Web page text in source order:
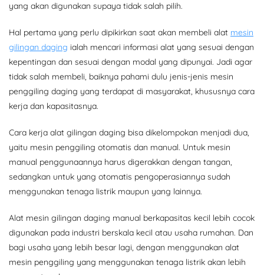
yang akan digunakan supaya tidak salah pilih.
Hal pertama yang perlu dipikirkan saat akan membeli alat mesin
gilingan daging ialah mencari informasi alat yang sesuai dengan
kepentingan dan sesuai dengan modal yang dipunyai. Jadi agar
tidak salah membeli, baiknya pahami dulu jenis-jenis mesin
penggiling daging yang terdapat di masyarakat, khususnya cara
kerja dan kapasitasnya.
Cara kerja alat gilingan daging bisa dikelompokan menjadi dua,
yaitu mesin penggiling otomatis dan manual. Untuk mesin
manual penggunaannya harus digerakkan dengan tangan,
sedangkan untuk yang otomatis pengoperasiannya sudah
menggunakan tenaga listrik maupun yang lainnya.
Alat mesin gilingan daging manual berkapasitas kecil lebih cocok
digunakan pada industri berskala kecil atau usaha rumahan. Dan
bagi usaha yang lebih besar lagi, dengan menggunakan alat
mesin penggiling yang menggunakan tenaga listrik akan lebih